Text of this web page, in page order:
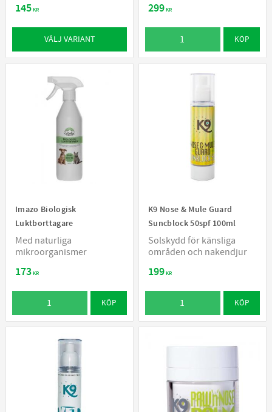
145KR
VÄLJ VARIANT
299KR
KÖP
Imazo Biologisk
Luktborttagare
Med naturliga
mikroorganismer
173KR
KÖP
K9 Nose & Mule Guard
Suncblock 50spf 100ml
Solskydd för känsliga
områden och nakendjur
199KR
KÖP